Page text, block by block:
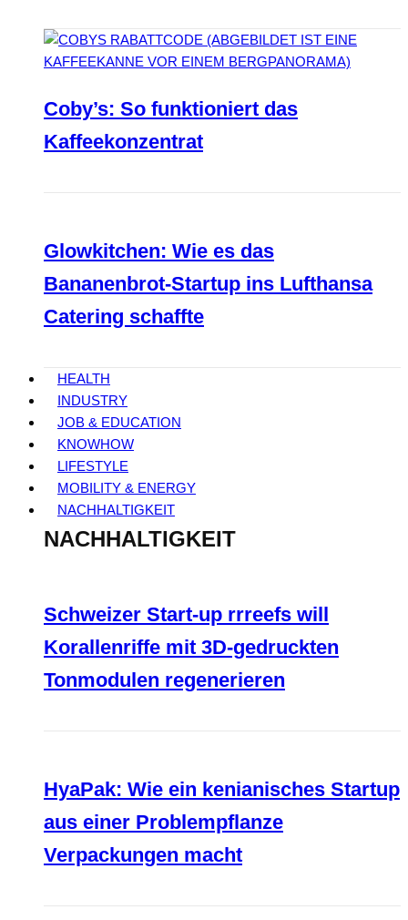
Coby’s: So funktioniert das
Kaffeekonzentrat
Glowkitchen: Wie es das
Bananenbrot-Startup ins Lufthansa
Catering schaffte
HEALTH
INDUSTRY
JOB & EDUCATION
KNOWHOW
LIFESTYLE
MOBILITY & ENERGY
NACHHALTIGKEIT
NACHHALTIGKEIT
Schweizer Start-up rrreefs will
Korallenriffe mit 3D-gedruckten
Tonmodulen regenerieren
HyaPak: Wie ein kenianisches Startup
aus einer Problempflanze
Verpackungen macht